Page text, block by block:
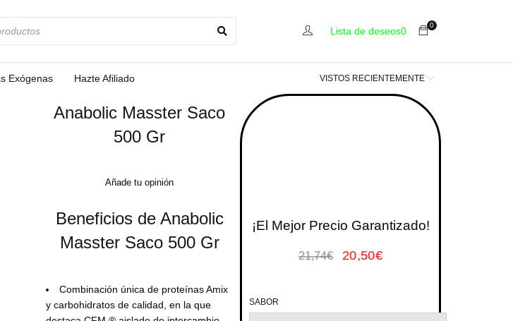
0
Lista de deseos0
Exógenas Hazte Afiliado VISTOS RECIENTEMENTE
Anabolic Masster Saco
500 Gr
Añade tu opinión
Beneficios de Anabolic
Masster Saco 500 Gr
Combinación única de proteínas Amix
y carbohidratos de calidad, en la que
¡El Mejor Precio Garantizado!
21,74€ 20,50€
SABOR